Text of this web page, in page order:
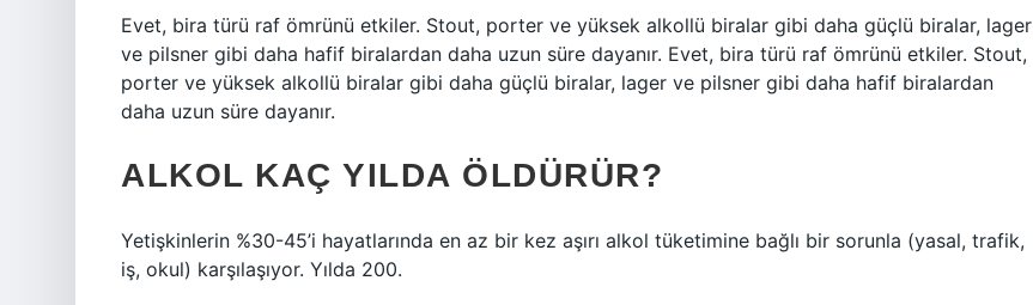
Evet, bira türü raf ömrünü etkiler. Stout, porter ve yüksek alkollü biralar gibi daha güçlü biralar, lager
ve pilsner gibi daha hafif biralardan daha uzun süre dayanır. Evet, bira türü raf ömrünü etkiler. Stout,
porter ve yüksek alkollü biralar gibi daha güçlü biralar, lager ve pilsner gibi daha hafif biralardan
daha uzun süre dayanır.
ALKOL KAÇ YILDA ÖLDÜRÜR?
Yetişkinlerin %30-45’i hayatlarında en az bir kez aşırı alkol tüketimine bağlı bir sorunla (yasal, trafik,
iş, okul) karşılaşıyor. Yılda 200.